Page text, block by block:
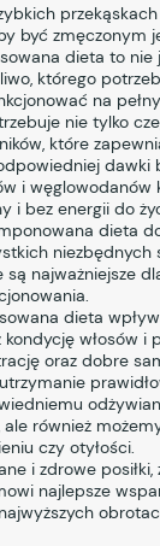
być zmęczonym
dieta to nie
którego
na
nie tylko
które
dawki
i węglowodanów
i bez energii do
dieta
niezbędnych
są najważniejsze
dieta
włosów i
oraz dobre
ale również
czy otyłości.
i zdrowe
najlepsze